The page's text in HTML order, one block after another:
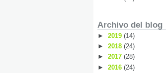
Archivo del blog
► 2019 (14)
► 2018 (24)
► 2017 (28)
► 2016 (24)